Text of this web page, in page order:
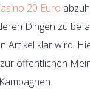
20 Euro
Dingen zu
Artikel klar wird.
öffentlichen